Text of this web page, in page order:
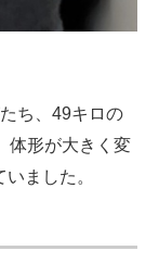
ち、49キロの
体形が大きく変
ました。